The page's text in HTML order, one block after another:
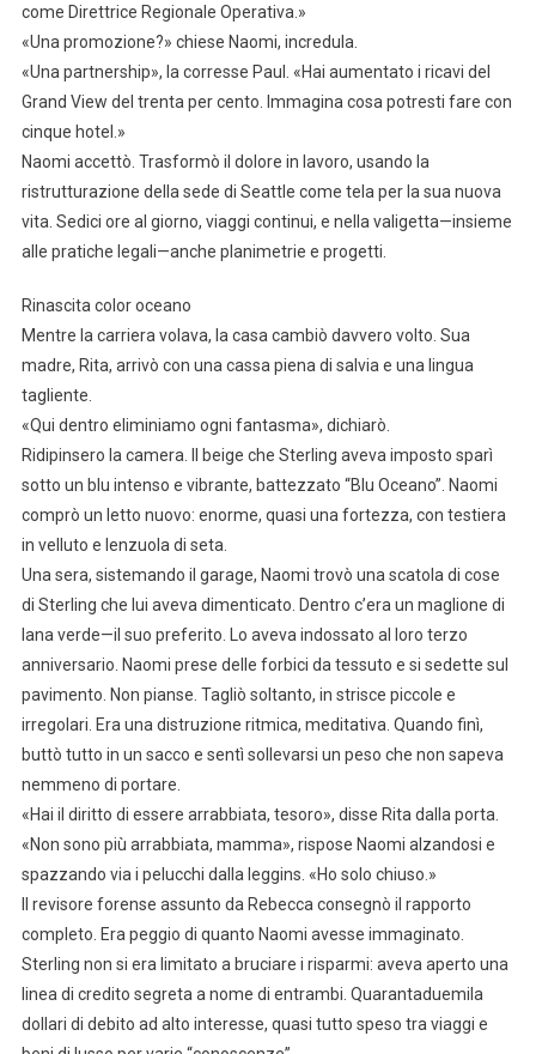
come Direttrice Regionale Operativa.»
«Una promozione?» chiese Naomi, incredula.
«Una partnership», la corresse Paul. «Hai aumentato i ricavi del
Grand View del trenta per cento. Immagina cosa potresti fare con
cinque hotel.»
Naomi accettò. Trasformò il dolore in lavoro, usando la
ristrutturazione della sede di Seattle come tela per la sua nuova
vita. Sedici ore al giorno, viaggi continui, e nella valigetta—insieme
alle pratiche legali—anche planimetrie e progetti.
Rinascita color oceano
Mentre la carriera volava, la casa cambiò davvero volto. Sua
madre, Rita, arrivò con una cassa piena di salvia e una lingua
tagliente.
«Qui dentro eliminiamo ogni fantasma», dichiarò.
Ridipinsero la camera. Il beige che Sterling aveva imposto sparì
sotto un blu intenso e vibrante, battezzato “Blu Oceano”. Naomi
comprò un letto nuovo: enorme, quasi una fortezza, con testiera
in velluto e lenzuola di seta.
Una sera, sistemando il garage, Naomi trovò una scatola di cose
di Sterling che lui aveva dimenticato. Dentro c’era un maglione di
lana verde—il suo preferito. Lo aveva indossato al loro terzo
anniversario. Naomi prese delle forbici da tessuto e si sedette sul
pavimento. Non pianse. Tagliò soltanto, in strisce piccole e
irregolari. Era una distruzione ritmica, meditativa. Quando finì,
buttò tutto in un sacco e sentì sollevarsi un peso che non sapeva
nemmeno di portare.
«Hai il diritto di essere arrabbiata, tesoro», disse Rita dalla porta.
«Non sono più arrabbiata, mamma», rispose Naomi alzandosi e
spazzando via i pelucchi dalla leggins. «Ho solo chiuso.»
Il revisore forense assunto da Rebecca consegnò il rapporto
completo. Era peggio di quanto Naomi avesse immaginato.
Sterling non si era limitato a bruciare i risparmi: aveva aperto una
linea di credito segreta a nome di entrambi. Quarantaduemila
dollari di debito ad alto interesse, quasi tutto speso tra viaggi e